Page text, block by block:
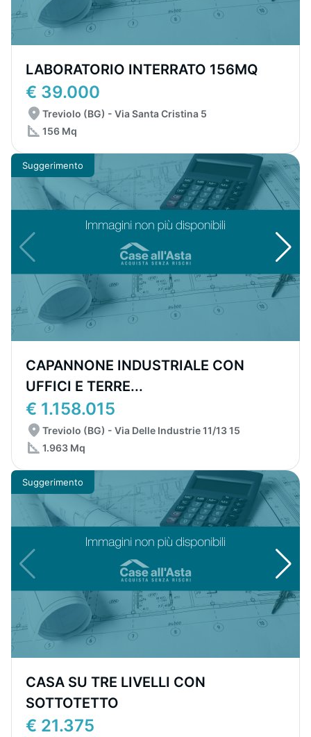
LABORATORIO INTERRATO 156MQ
€ 39.000
Treviolo (BG) - Via Santa Cristina 5
156 Mq
Suggerimento
CAPANNONE INDUSTRIALE CON
UFFICI E TERRE...
€ 1.158.015
Treviolo (BG) - Via Delle Industrie 11/13 15
1.963 Mq
Suggerimento
CASA SU TRE LIVELLI CON
SOTTOTETTO
€ 21.375